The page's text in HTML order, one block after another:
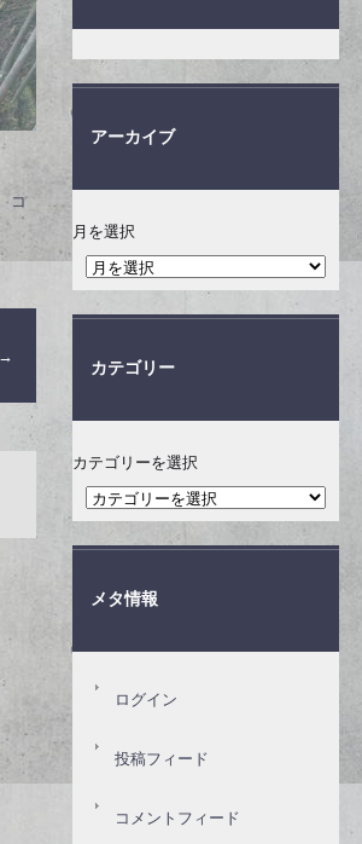
コ
→
アーカイブ
月を選択
カテゴリー
カテゴリーを選択
メタ情報
ログイン
投稿フィード
コメントフィード